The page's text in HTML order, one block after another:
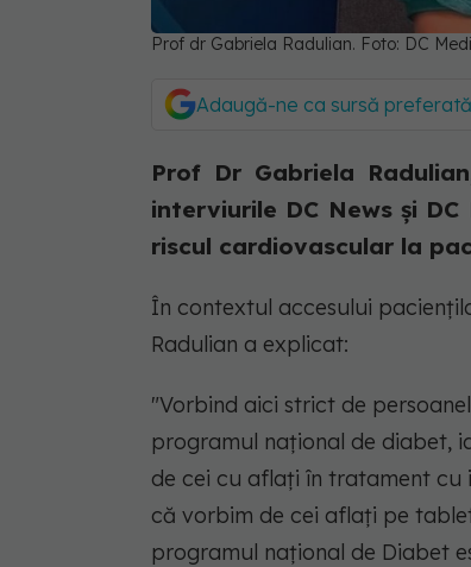
Prof dr Gabriela Radulian. Foto: DC
Adaugă-ne ca sursă
Prof Dr Gabriela
interviurile DC News și
riscul cardiovascular la
În contextul accesului
Radulian a explicat:
"Vorbind aici strict de
programul național de diabet,
de cei cu aflați în tratament cu
că vorbim de cei aflați pe
programul național de Diabet